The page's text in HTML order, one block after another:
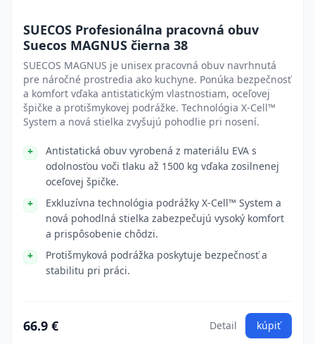
SUECOS Profesionálna pracovná obuv
Suecos MAGNUS čierna 38
SUECOS MAGNUS je unisex pracovná obuv navrhnutá
pre náročné prostredia ako kuchyne. Ponúka bezpečnosť
a komfort vďaka antistatickým vlastnostiam, oceľovej
špičke a protišmykovej podrážke. Technológia X-Cell™
System a nová stielka zvyšujú pohodlie pri nosení.
Antistatická obuv vyrobená z materiálu EVA s
odolnosťou voči tlaku až 1500 kg vďaka zosilnenej
oceľovej špičke.
Exkluzívna technológia podrážky X-Cell™ System a
nová pohodlná stielka zabezpečujú vysoký komfort
a prispôsobenie chôdzi.
Protišmyková podrážka poskytuje bezpečnosť a
stabilitu pri práci.
66.9 € Detail kúpiť